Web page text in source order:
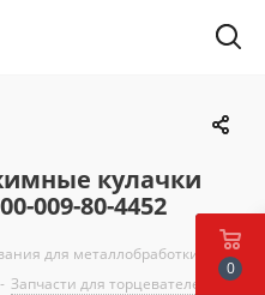
кулачки
009-80-4452
для металлобработки
- Запчасти для торцевателей
-
0